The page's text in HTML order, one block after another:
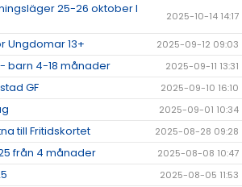
25-26 oktober I
2025-10-14 14:17
Ungdomar 13+ 2025-09-12 09:03
barn 4-18 månader 2025-09-11 13:31
GF 2025-09-10 16:10
2025-09-01 10:34
till Fritidskortet 2025-08-28 09:28
från 4 månader 2025-08-08 10:47
2025-08-05 11:53